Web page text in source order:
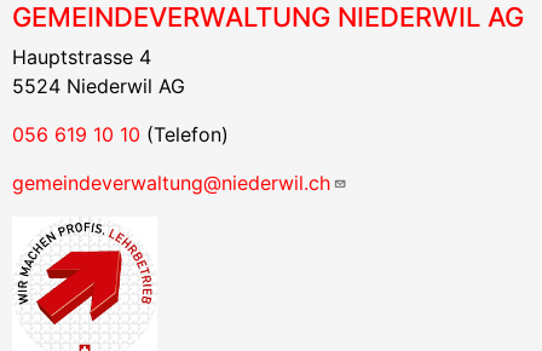
GEMEINDEVERWALTUNG NIEDERWIL AG
Hauptstrasse 4
5524 Niederwil AG
056 619 10 10 (Telefon)
gemeindeverwaltung@niederwil.ch